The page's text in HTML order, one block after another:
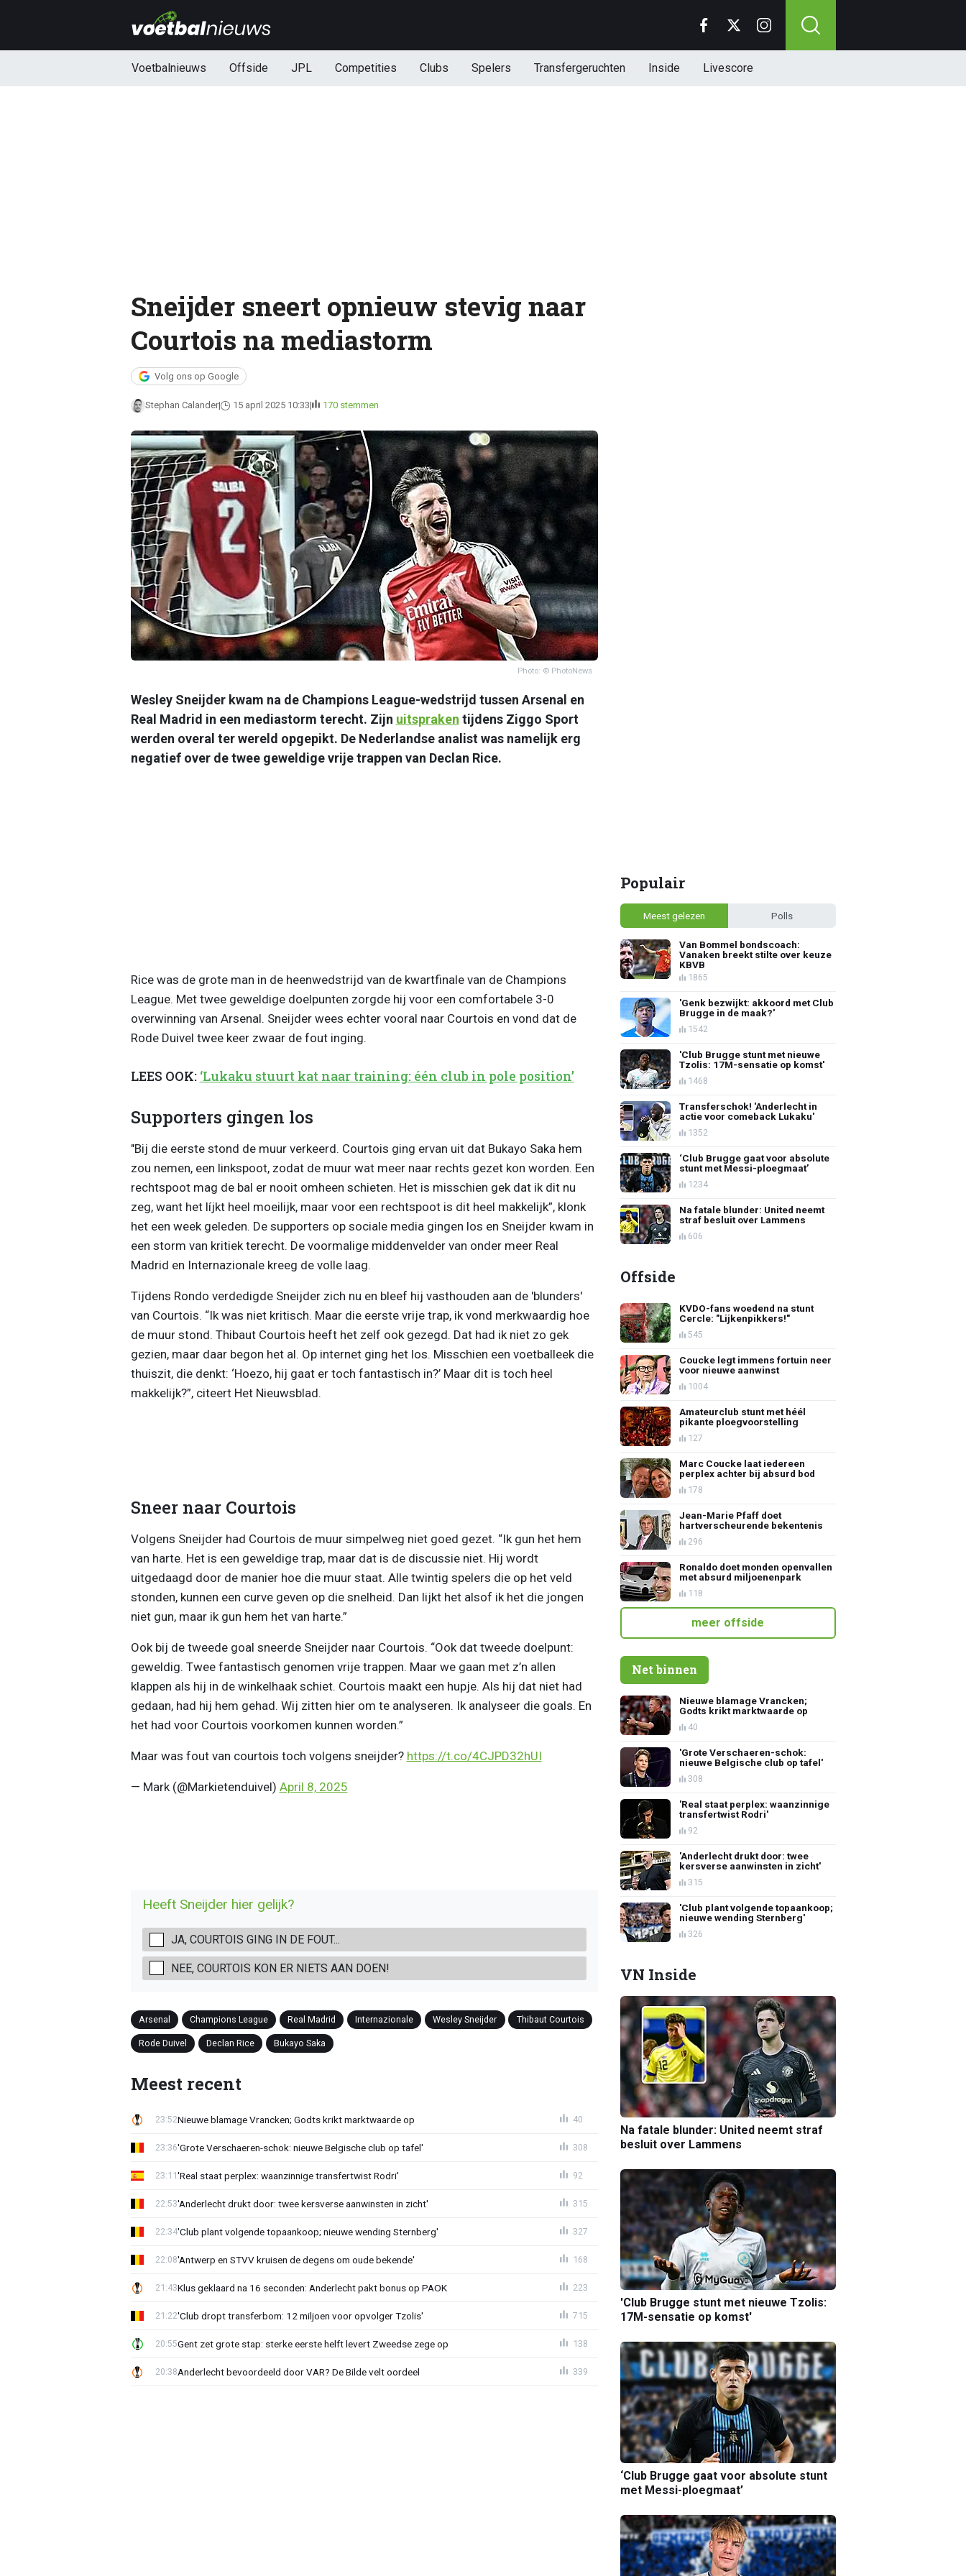
Voetbalnieuws Offside JPL Competities Clubs Spelers Transfergeruchten Inside Livescore
Sneijder sneert opnieuw stevig naar
Courtois na mediastorm
Volg ons op Google
Stephan Calander 15 april 2025 10:33 170 stemmen
Photo: © PhotoNews
Wesley Sneijder kwam na de Champions League-wedstrijd tussen Arsenal en
Real Madrid in een mediastorm terecht. Zijn uitspraken tijdens Ziggo Sport
werden overal ter wereld opgepikt. De Nederlandse analist was namelijk erg
negatief over de twee geweldige vrije trappen van Declan Rice.
Rice was de grote man in de heenwedstrijd van de kwartfinale van de Champions
League. Met twee geweldige doelpunten zorgde hij voor een comfortabele 3-0
overwinning van Arsenal. Sneijder wees echter vooral naar Courtois en vond dat de
Rode Duivel twee keer zwaar de fout inging.
LEES OOK: ‘Lukaku stuurt kat naar training: één club in pole position’
Supporters gingen los
"Bij die eerste stond de muur verkeerd. Courtois ging ervan uit dat Bukayo Saka hem
zou nemen, een linkspoot, zodat de muur wat meer naar rechts gezet kon worden. Een
rechtspoot mag de bal er nooit omheen schieten. Het is misschien gek dat ik dit nu
zeg, want het líjkt heel moeilijk, maar voor een rechtspoot is dit heel makkelijk”, klonk
het een week geleden. De supporters op sociale media gingen los en Sneijder kwam in
een storm van kritiek terecht. De voormalige middenvelder van onder meer Real
Madrid en Internazionale kreeg de volle laag.
Tijdens Rondo verdedigde Sneijder zich nu en bleef hij vasthouden aan de 'blunders'
van Courtois. “Ik was niet kritisch. Maar die eerste vrije trap, ik vond merkwaardig hoe
de muur stond. Thibaut Courtois heeft het zelf ook gezegd. Dat had ik niet zo gek
gezien, maar daar begon het al. Op internet ging het los. Misschien een voetballeek die
thuiszit, die denkt: ‘Hoezo, hij gaat er toch fantastisch in?’ Maar dit is toch heel
makkelijk?”, citeert Het Nieuwsblad.
Sneer naar Courtois
Volgens Sneijder had Courtois de muur simpelweg niet goed gezet. “Ik gun het hem
van harte. Het is een geweldige trap, maar dat is de discussie niet. Hij wordt
uitgedaagd door de manier hoe die muur staat. Alle twintig spelers die op het veld
stonden, kunnen een curve geven op die snelheid. Dan lijkt het alsof ik het die jongen
niet gun, maar ik gun hem het van harte.”
Ook bij de tweede goal sneerde Sneijder naar Courtois. “Ook dat tweede doelpunt:
geweldig. Twee fantastisch genomen vrije trappen. Maar we gaan met z’n allen
klappen als hij in de winkelhaak schiet. Courtois maakt een hupje. Als hij dat niet had
gedaan, had hij hem gehad. Wij zitten hier om te analyseren. Ik analyseer die goals. En
het had voor Courtois voorkomen kunnen worden.”
Maar was fout van courtois toch volgens sneijder? https://t.co/4CJPD32hUI
— Mark (@Markietenduivel) April 8, 2025
Heeft Sneijder hier gelijk?
JA, COURTOIS GING IN DE FOUT...
NEE, COURTOIS KON ER NIETS AAN DOEN!
Arsenal Champions League Real Madrid Internazionale Wesley Sneijder Thibaut Courtois
Rode Duivel Declan Rice Bukayo Saka
Meest recent
Nieuwe blamage Vrancken; Godts krikt marktwaarde op
23:52 40
'Grote Verschaeren-schok: nieuwe Belgische club op tafel'
23:36 308
'Real staat perplex: waanzinnige transfertwist Rodri'
23:11 92
'Anderlecht drukt door: twee kersverse aanwinsten in zicht'
22:53 315
'Club plant volgende topaankoop; nieuwe wending Sternberg'
22:34 327
'Antwerp en STVV kruisen de degens om oude bekende'
22:08 168
Klus geklaard na 16 seconden: Anderlecht pakt bonus op PAOK
21:43 223
'Club dropt transferbom: 12 miljoen voor opvolger Tzolis'
21:22 715
Gent zet grote stap: sterke eerste helft levert Zweedse zege op
20:55 138
Anderlecht bevoordeeld door VAR? De Bilde velt oordeel
20:38 339
Populair
Meest gelezen Polls
Van Bommel bondscoach:
Vanaken breekt stilte over keuze
KBVB
1865
'Genk bezwijkt: akkoord met Club
Brugge in de maak?'
1542
'Club Brugge stunt met nieuwe
Tzolis: 17M-sensatie op komst'
1468
Transferschok! 'Anderlecht in
actie voor comeback Lukaku'
1352
‘Club Brugge gaat voor absolute
stunt met Messi-ploegmaat’
1234
Na fatale blunder: United neemt
straf besluit over Lammens
606
Offside
KVDO-fans woedend na stunt
Cercle: "Lijkenpikkers!"
545
Coucke legt immens fortuin neer
voor nieuwe aanwinst
1004
Amateurclub stunt met héél
pikante ploegvoorstelling
127
Marc Coucke laat iedereen
perplex achter bij absurd bod
178
Jean-Marie Pfaff doet
hartverscheurende bekentenis
296
Ronaldo doet monden openvallen
met absurd miljoenenpark
118
meer offside
Net binnen
Nieuwe blamage Vrancken;
Godts krikt marktwaarde op
40
'Grote Verschaeren-schok:
nieuwe Belgische club op tafel'
308
'Real staat perplex: waanzinnige
transfertwist Rodri'
92
'Anderlecht drukt door: twee
kersverse aanwinsten in zicht'
315
'Club plant volgende topaankoop;
nieuwe wending Sternberg'
326
VN Inside
Na fatale blunder: United neemt straf
besluit over Lammens
'Club Brugge stunt met nieuwe Tzolis:
17M-sensatie op komst'
‘Club Brugge gaat voor absolute stunt
met Messi-ploegmaat’